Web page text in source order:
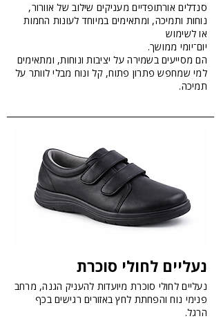
סנדלים אורתופדיים מעניקים שילוב של אוורור,
נוחות ותמיכה, ומתאימים במיוחד לעונות החמות
או לשימוש
יום־יומי ממושך.
הם מסייעים בשמירה על יציבות ונוחות, ומתאימים
למי שמחפש פתרון פתוח, קל ונוח מבלי לוותר על
תמיכה.
נעליים לחולי סוכרת
נעליים לחולי סוכרת מיועדות להעניק הגנה, מרחב
פנימי נוח והפחתת לחץ באזורים רגישים בכף
הרגל.